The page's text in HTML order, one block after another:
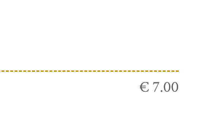
€ 7.00